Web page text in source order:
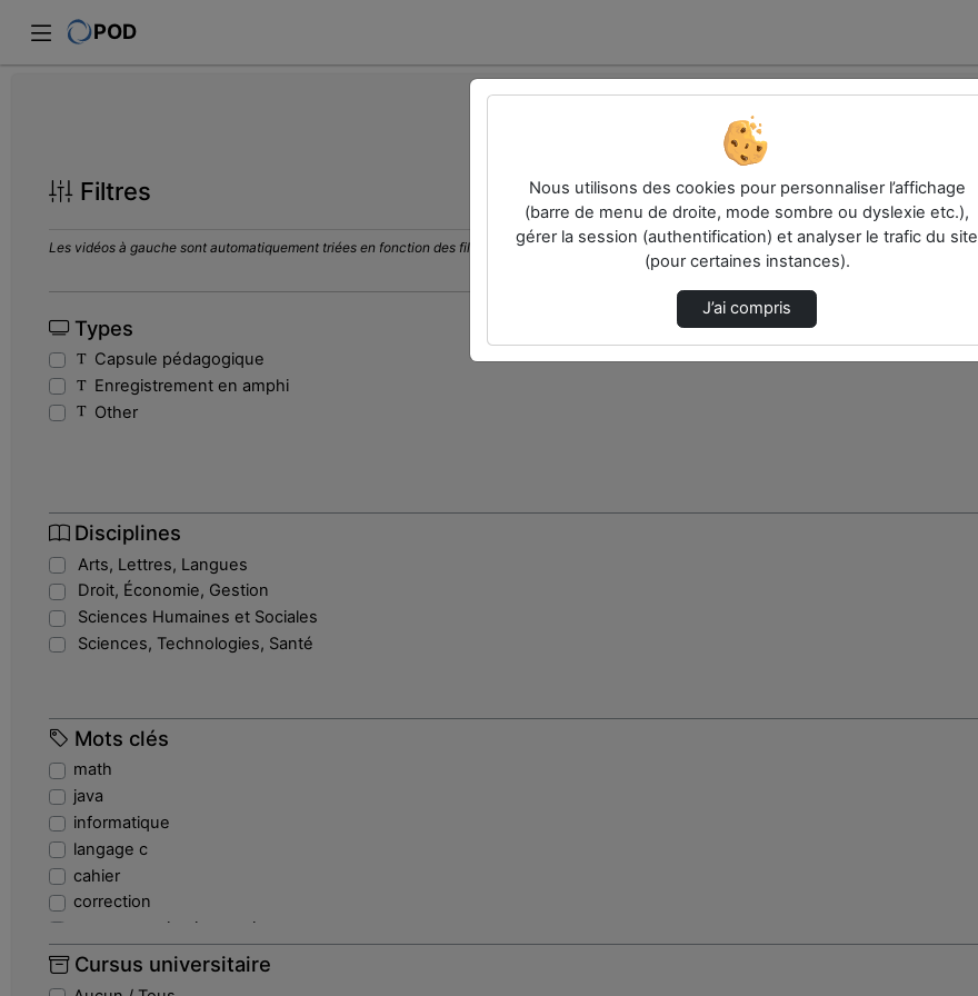
POD
Filtres
Les vidéos à gauche sont automatiquement triées en fonction des filtres sélectionnés ci-dessous. Vérifiez les options pour ajuster les résultats.
Types
Capsule pédagogique
Enregistrement en amphi
Other
Disciplines
Arts, Lettres, Langues
Droit, Économie, Gestion
Sciences Humaines et Sociales
Sciences, Technologies, Santé
Mots clés
math
java
informatique
langage c
cahier
correction
programmation imperative
echouage
Cursus universitaire
Nous utilisons des cookies pour personnaliser l’affichage
(barre de menu de droite, mode sombre ou dyslexie etc.),
gérer la session (authentification) et analyser le trafic du site
(pour certaines instances).
J’ai compris